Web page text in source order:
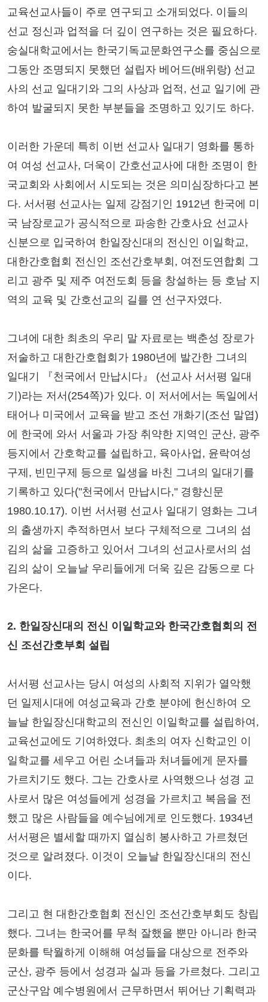
교육선교사들이 주로 연구되고 소개되었다. 이들의
선교 정신과 업적을 더 깊이 연구하는 것은 필요하다.
숭실대학교에서는 한국기독교문화연구소를 중심으로
그동안 조명되지 못했던 설립자 베어드(배위랑) 선교
사의 선교 일대기와 그의 사상과 업적, 선교 일기에 관
하여 발굴되지 못한 부분들을 조명하고 있기도 하다.
이러한 가운데 특히 이번 선교사 일대기 영화를 통하
여 여성 선교사, 더욱이 간호선교사에 대한 조명이 한
국교회와 사회에서 시도되는 것은 의미심장하다고 본
다. 서서평 선교사는 일제 강점기인 1912년 한국에 미
국 남장로교가 공식적으로 파송한 간호사요 선교사
신분으로 입국하여 한일장신대의 전신인 이일학교,
대한간호협회 전신인 조선간호부회, 여전도연합회 그
리고 광주 및 제주 여전도회 등을 창설하는 등 호남 지
역의 교육 및 간호선교의 길를 연 선구자였다.
그녀에 대한 최초의 우리 말 자료로는 백춘성 장로가
저술하고 대한간호협회가 1980년에 발간한 그녀의
일대기 『천국에서 만납시다』 (선교사 서서평 일대
기)라는 저서(254쪽)가 있다. 이 저서에서는 독일에서
태어나 미국에서 교육을 받고 조선 개화기(조선 말엽)
에 한국에 와서 서울과 가장 취약한 지역인 군산, 광주
등지에서 간호학교를 설립하고, 육아사업, 윤락여성
구제, 빈민구제 등으로 일생을 바친 그녀의 일대기를
기록하고 있다("천국에서 만납시다," 경향신문
1980.10.17). 이번 서서평 선교사 일대기 영화는 그녀
의 출생까지 추적하면서 보다 구체적으로 그녀의 섬
김의 삶을 고증하고 있어서 그녀의 선교사로서의 섬
김의 삶이 오늘날 우리들에게 더욱 깊은 감동으로 다
가온다.
2. 한일장신대의 전신 이일학교와 한국간호협회의 전
신 조선간호부회 설립
서서평 선교사는 당시 여성의 사회적 지위가 열악했
던 일제시대에 여성교육과 간호 분야에 헌신하여 오
늘날 한일장신대학교의 전신인 이일학교를 설립하여,
교육선교에도 기여하였다. 최초의 여자 신학교인 이
일학교를 세우고 어린 소녀들과 처녀들에게 문자를
가르치기도 했다. 그는 간호사로 사역했으나 성경 교
사로서 많은 여성들에게 성경을 가르치고 복음을 전
했고 많은 사람들을 예수님에게로 인도했다. 1934년
서서평은 별세할 때까지 열심히 봉사하고 가르쳤던
것으로 알려졌다. 이것이 오늘날 한일장신대의 전신
이다.
그리고 현 대한간호협회 전신인 조선간호부회도 창립
했다. 그녀는 한국어를 무척 잘했을 뿐만 아니라 한국
문화를 탁월하게 이해해 여성들을 대상으로 전주와
군산, 광주 등에서 성경과 실과 등을 가르쳤다. 그리고
군산구암 예수병원에서 근무하면서 뛰어난 기획력과